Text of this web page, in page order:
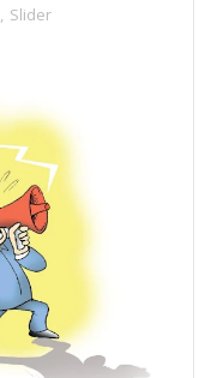
, Slider